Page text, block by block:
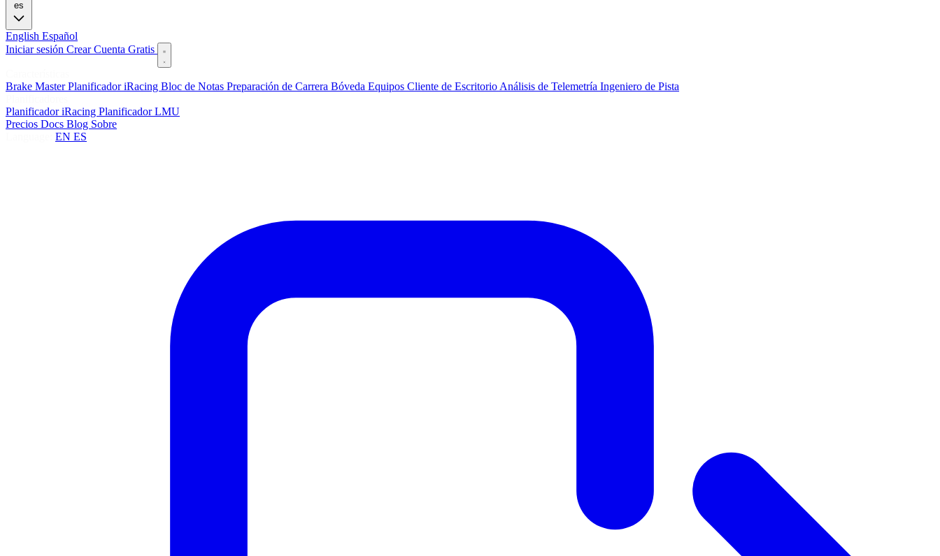
es
English Español
Iniciar sesión Crear Cuenta Gratis
Brake MasterPlanificador iRacing Bloc de Notas Preparación de Carrera Bóveda Equipos Cliente de Escritorio Análisis de Telemetría Ingeniero de Pista
Planificador iRacing Planificador LMU
Precios Docs Blog Sobre
EN ES